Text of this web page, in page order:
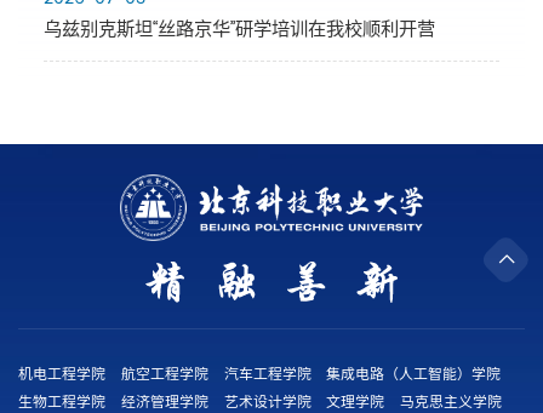
乌兹别克斯坦“丝路京华”研学培训在我校顺利开营
机电工程学院 航空工程学院 汽车工程学院
集成电路（人工智能）学院
生物工程学院
经济管理学院 艺术设计学院 文理学院 马克思主义学院